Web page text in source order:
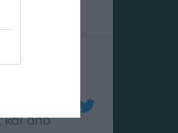
στην
και από